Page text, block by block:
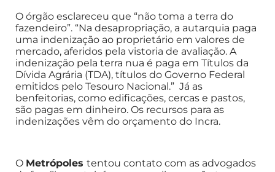
O órgão esclareceu que “não toma a terra do
fazendeiro”. “Na desapropriação, a autarquia paga
uma indenização ao proprietário em valores de
mercado, aferidos pela vistoria de avaliação. A
indenização pela terra nua é paga em Títulos da
Dívida Agrária (TDA), títulos do Governo Federal
emitidos pelo Tesouro Nacional.” Já as
benfeitorias, como edificações, cercas e pastos,
são pagas em dinheiro. Os recursos para as
indenizações vêm do orçamento do Incra.
O Metrópoles tentou contato com as advogados